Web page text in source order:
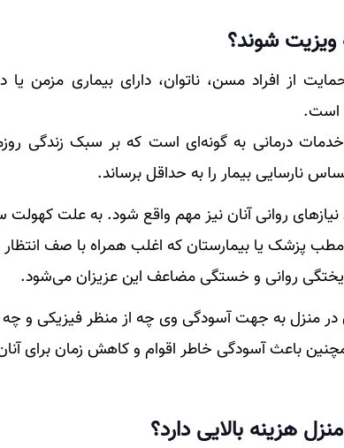
ویزیت شوند؟
از افراد مسن، ناتوان، دارای بیماری مزمن یا
است.
درمانی به گونه‌ای است که بر سبک زندگی
نارسایی بیمار را به حداقل برساند.
نیازهای روانی آنان نیز مهم واقع شود. به علت
پزشک یا بیمارستان که اغلب همراه با صف انتظار
روانی و خستگی مضاعف این عزیزان می‌شود.
منزل به جهت آسودگی وی چه از منظر فیزیکی و چه
باعث آسودگی خاطر اقوام و کاهش زمان برای
هزینه بالایی دارد؟